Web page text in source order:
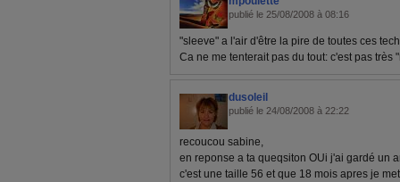
publié le 25/08/2008 à 08:16
"sleeve" a l'air d'être la pire de toutes ces
Ca ne me tenterait pas du tout: c'est pas très
dusoleil
publié le 24/08/2008 à 22:22
recoucou sabine,
en reponse a ta queqsiton OUi j'ai gardé un
c'est une taille 56 et que 18 mois apres je